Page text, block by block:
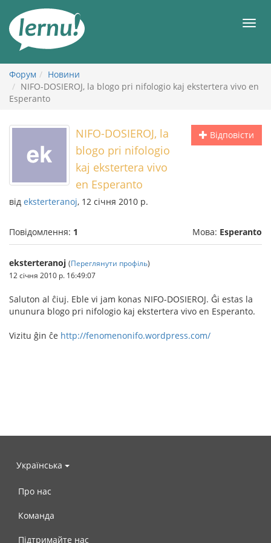
змісту
Форум
Новини
NIFO-DOSIEROJ, la blogo pri nifologio kaj ekstertera vivo en
Esperanto
Відповісти
NIFO-DOSIEROJ, la
blogo pri nifologio
kaj ekstertera vivo
en Esperanto
від eksterteranoj, 12 січня 2010 р.
Повідомлення: 1 Мова: Esperanto
eksterteranoj (Переглянути профіль)
12 січня 2010 р. 16:49:07
Saluton al ĉiuj. Eble vi jam konas NIFO-DOSIEROJ. Ĝi estas la
ununura blogo pri nifologio kaj ekstertera vivo en Esperanto.
Vizitu ĝin ĉe http://fenomenonifo.wordpress.com/
Українська
Про нас
Команда
Підтримайте нас